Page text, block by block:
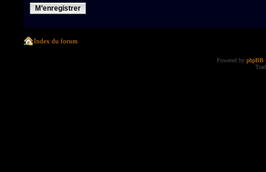
M’enregistrer
Index du forum
Powered by phpBB